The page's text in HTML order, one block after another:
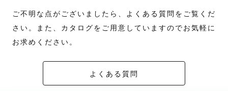
ご不明な点がございましたら、よくある質問をご覧くだ
さい。また、カタログをご用意していますのでお気軽に
お求めください。
よくある質問